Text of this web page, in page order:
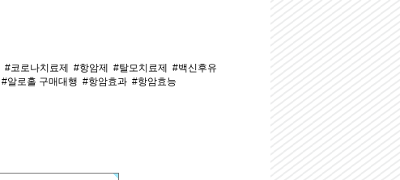
#코로나치료제 #항암제 #탈모치료제
#백신후유
#알로홀 구매대행 #항암효과 #항암효능